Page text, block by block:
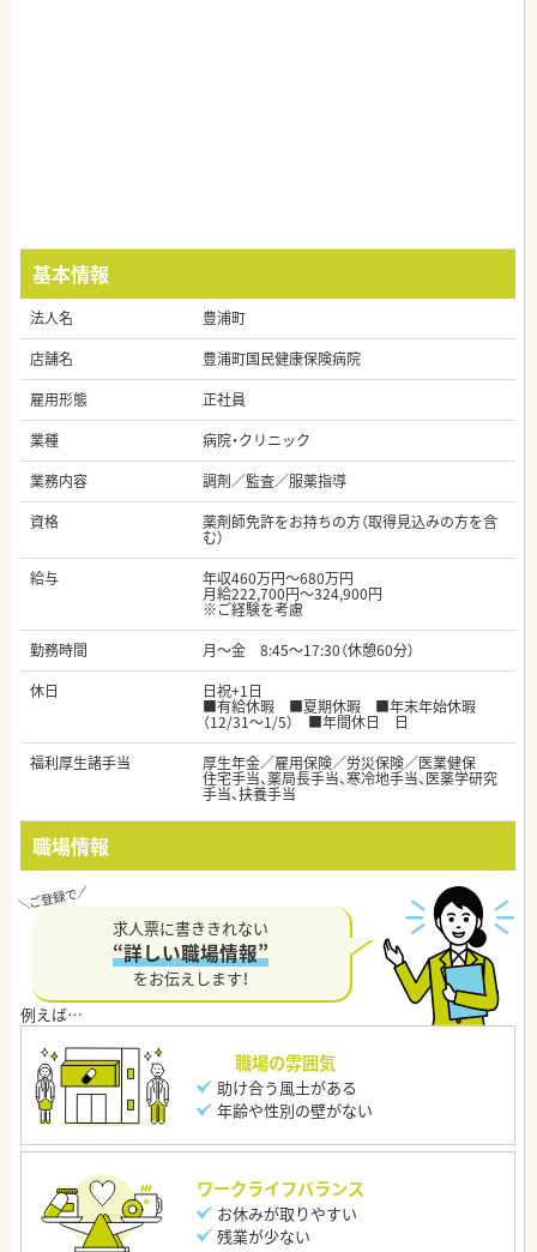
基本情報
法人名
豊浦町
店舗名
豊浦町国民健康保険病院
雇用形態
正社員
業種
病院・クリニック
業務内容
調剤／監査／服薬指導
資格
薬剤師免許をお持ちの方（取得見込みの方を含
む）
給与
年収460万円～680万円
月給222,700円～324,900円
※ご経験を考慮
勤務時間
月～金 8:45～17:30（休憩60分）
休日
日祝+1日
■有給休暇 ■夏期休暇 ■年末年始休暇
（12/31～1/5） ■年間休日 日
福利厚生諸手当
厚生年金／雇用保険／労災保険／医業健保
住宅手当、薬局長手当、寒冷地手当、医薬学研究
手当、扶養手当
職場情報
求人票に書ききれない
“詳しい職場情報”
をお伝えします！
職場の雰囲気
助け合う風土がある
年齢や性別の壁がない
ワークライフバランス
お休みが取りやすい
残業が少ない